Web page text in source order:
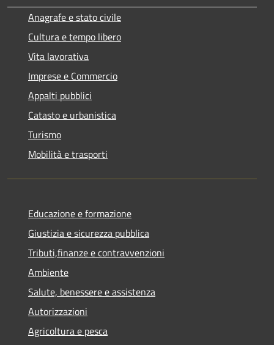
Anagrafe e stato civile
Cultura e tempo libero
Vita lavorativa
Imprese e Commercio
Appalti pubblici
Catasto e urbanistica
Turismo
Mobilità e trasporti
Educazione e formazione
Giustizia e sicurezza pubblica
Tributi,finanze e contravvenzioni
Ambiente
Salute, benessere e assistenza
Autorizzazioni
Agricoltura e pesca